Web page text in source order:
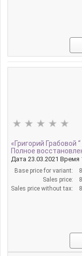
«Григорий Грабовой
Полное
Дата 23.03.2021 Время
Base price for variant:
Sales price:
Sales price without tax: